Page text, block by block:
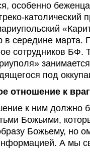
особенно
католический
в середине марта.
сотрудников БФ.
под
отношение к
к ним должно
Божьими,
Божьему, но
А мы